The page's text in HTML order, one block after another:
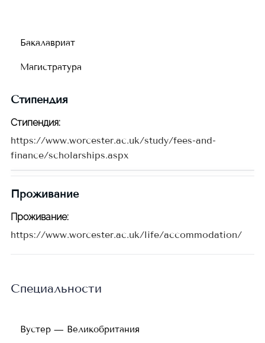
Бакалавриат
Магистратура
Стипендия
Стипендия:
https://www.worcester.ac.uk/study/fees-and-
finance/scholarships.aspx
Проживание
Проживание:
https://www.worcester.ac.uk/life/accommodation/
Специальности
Вустер — Великобритания